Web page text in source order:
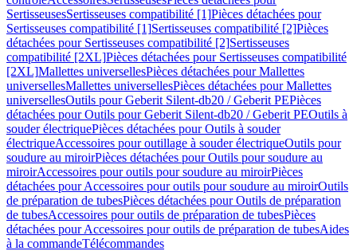
SertisseusesSertisseuses compatibilité [1]Pièces détachées pour
Sertisseuses compatibilité [1]Sertisseuses compatibilité [2]Pièces
détachées pour Sertisseuses compatibilité [2]Sertisseuses
compatibilité [2XL]Pièces détachées pour Sertisseuses compatibilité
[2XL]Mallettes universellesPièces détachées pour Mallettes
universellesMallettes universellesPièces détachées pour Mallettes
universellesOutils pour Geberit Silent-db20 / Geberit PEPièces
détachées pour Outils pour Geberit Silent-db20 / Geberit PEOutils à
souder électriquePièces détachées pour Outils à souder
électriqueAccessoires pour outillage à souder électriqueOutils pour
soudure au miroirPièces détachées pour Outils pour soudure au
miroirAccessoires pour outils pour soudure au miroirPièces
détachées pour Accessoires pour outils pour soudure au miroirOutils
de préparation de tubesPièces détachées pour Outils de préparation
de tubesAccessoires pour outils de préparation de tubesPièces
détachées pour Accessoires pour outils de préparation de tubesAides
à la commandeTélécommandes